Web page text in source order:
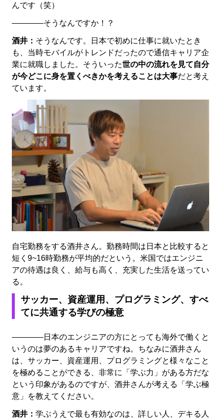
んです（笑）
――――そうなんですか！？
酒井： そうなんです。日本で初めに仕事に就いたとき
も、当時モバイルがトレンドだったので通信キャリア企
業に就職しました。そういった世の中の流れを見て自分
が今どこに身を置くべきかを考えることは大事だと考え
ています。
自宅勤務をする酒井さん。勤務時間は日本と比較すると
短く9~16時勤務が平均的だという。米国ではエンジニ
アの待遇は良く、給与も高く、充実した生活を送ってい
る。
サッカー、資産運用、プログラミング、すべ
てに共通する学びの極意
――――日本のエンジニアの方にとっても海外で働くと
いうのは夢のあるキャリアですね。ちなみに酒井さん
は、サッカー、資産運用、プログラミングと様々なこと
を極めることができる、非常に「学ぶ力」がある方だな
という印象があるのですが、酒井さんが考える「学ぶ極
意」を教えてください。
酒井： 学ぶうえで最も有効なのは、詳しい人、デキる人